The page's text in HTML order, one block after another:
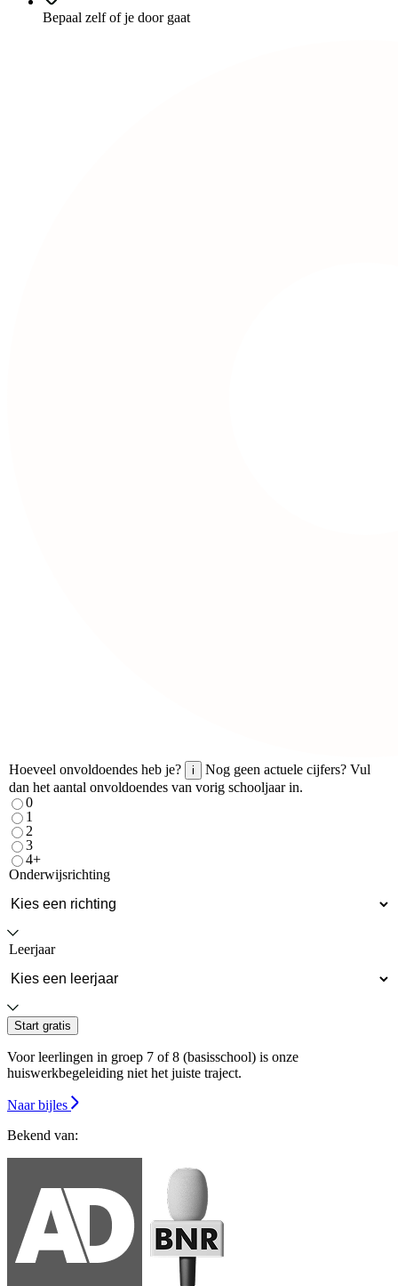
Bepaal zelf of je door gaat
Hoeveel onvoldoendes heb je? i
Nog geen actuele cijfers? Vul
dan het aantal onvoldoendes van vorig schooljaar in.
0
1
2
3
4+
Onderwijsrichting
Leerjaar
Start gratis
Voor leerlingen in groep 7 of 8 (basisschool) is onze
huiswerkbegeleiding niet het juiste traject.
Naar bijles
Bekend van: